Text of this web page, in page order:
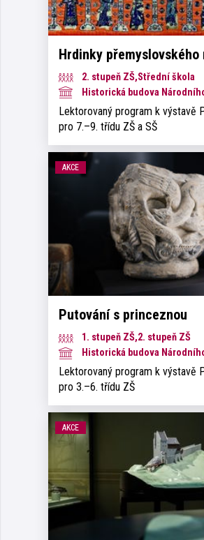
Hrdinky přemyslovského
2. stupeň ZŠ,Střední škola
Historická budova
Lektorovaný program k výstavě
pro 7.–9. třídu ZŠ a SŠ
AKCE
Putování s princeznou
1. stupeň ZŠ,2. stupeň ZŠ
Historická budova
Lektorovaný program k výstavě
pro 3.–6. třídu ZŠ
AKCE